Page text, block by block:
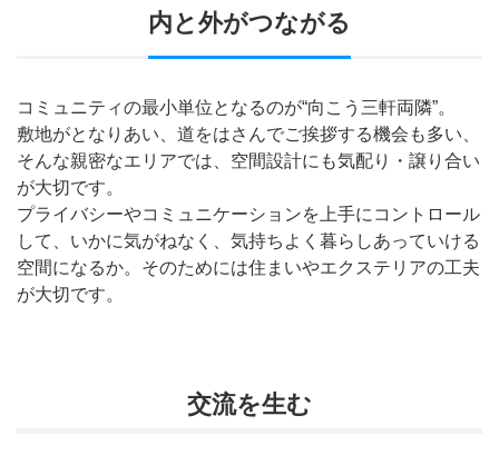
内と外がつながる
コミュニティの最小単位となるのが“向こう三軒両隣”。
敷地がとなりあい、道をはさんでご挨拶する機会も多い、
そんな親密なエリアでは、空間設計にも気配り・譲り合い
が大切です。
プライバシーやコミュニケーションを上手にコントロール
して、いかに気がねなく、気持ちよく暮らしあっていける
空間になるか。そのためには住まいやエクステリアの工夫
が大切です。
交流を生む